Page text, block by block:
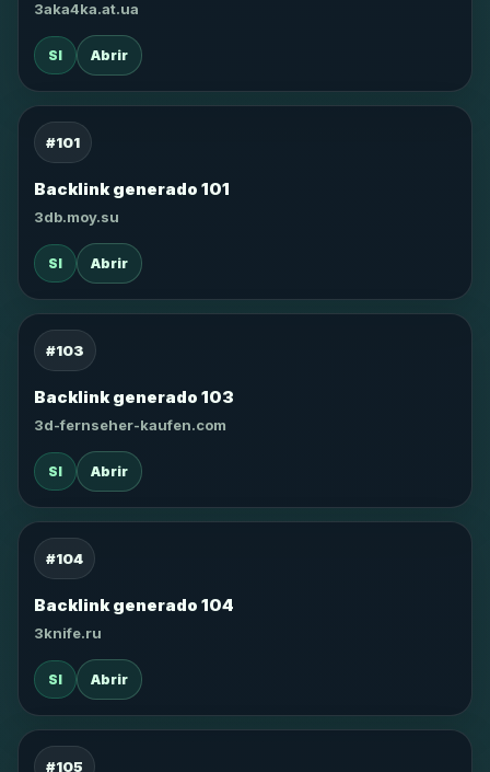
3aka4ka.at.ua
SI Abrir
#101
Backlink generado 101
3db.moy.su
SI Abrir
#103
Backlink generado 103
3d-fernseher-kaufen.com
SI Abrir
#104
Backlink generado 104
3knife.ru
SI Abrir
#105